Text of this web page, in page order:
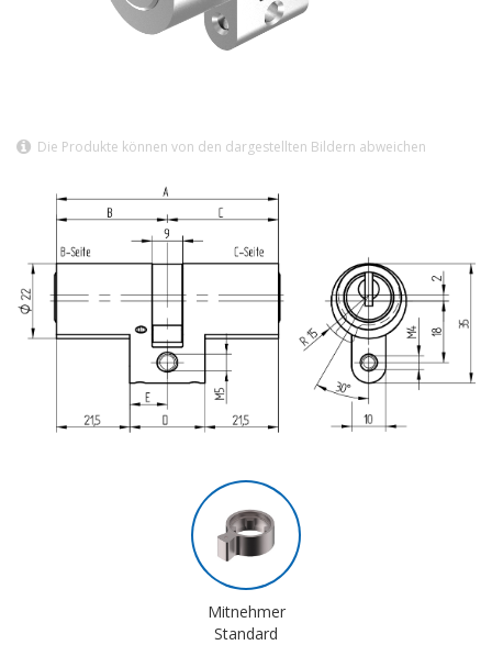
Die Produkte können von den dargestellten Bildern abweichen
Mitnehmer
Standard